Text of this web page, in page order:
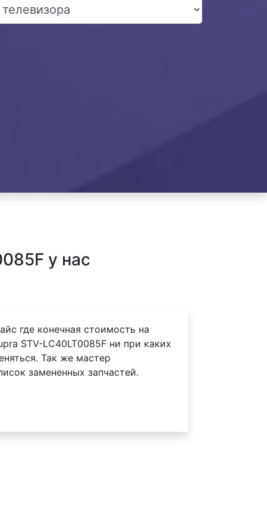
у нас
где конечная стоимость на
STV-LC40LT0085F ни при каких
Так же мастер
замененных запчастей.